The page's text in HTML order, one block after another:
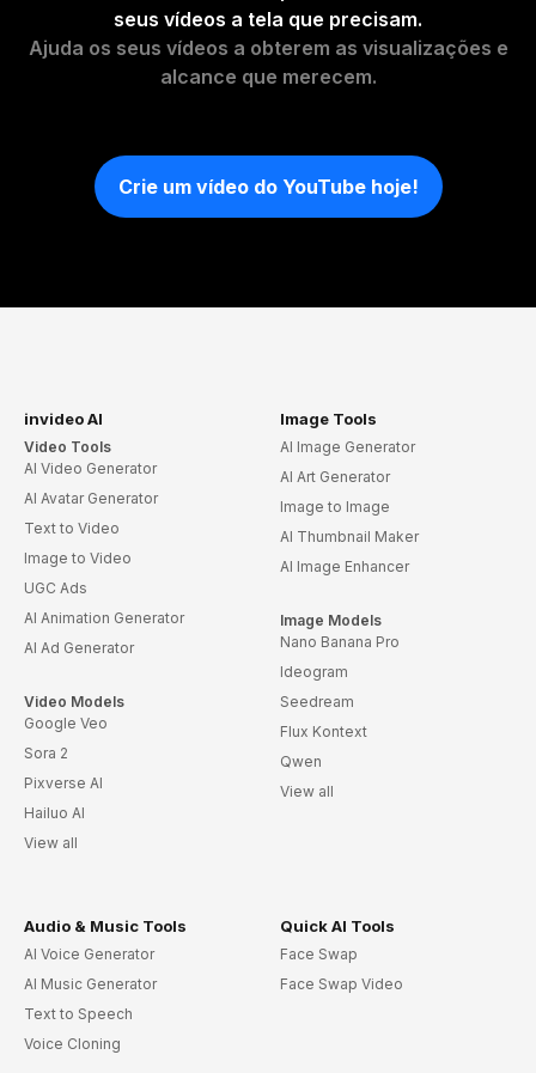
seus vídeos a tela que precisam.
Ajuda os seus vídeos a obterem as visualizações e
alcance que merecem.
Crie um vídeo do YouTube hoje!
invideo AI
Video Tools
AI Video Generator
AI Avatar Generator
Text to Video
Image to Video
UGC Ads
AI Animation Generator
AI Ad Generator
Video Models
Google Veo
Sora 2
Pixverse AI
Hailuo AI
View all
Image Tools
AI Image Generator
AI Art Generator
Image to Image
AI Thumbnail Maker
AI Image Enhancer
Image Models
Nano Banana Pro
Ideogram
Seedream
Flux Kontext
Qwen
View all
Audio & Music Tools
AI Voice Generator
AI Music Generator
Text to Speech
Voice Cloning
Quick AI Tools
Face Swap
Face Swap Video